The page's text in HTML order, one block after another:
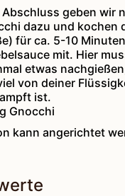
Abschluss geben wir
dazu und kochen
für ca. 5-10
mit. Hier
etwas
von deiner
ist.
Gnocchi
kann angerichtet